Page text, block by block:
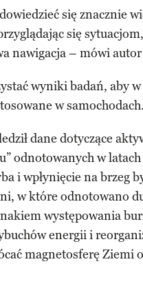
się znacznie
się
nawigacja – mówi
wyniki badań, aby
w samochodach.
dane dotyczące
odnotowanych w
i wpłynięcie na brzeg
w które odnotowano
występowania
energii i
magnetosferę Ziemi